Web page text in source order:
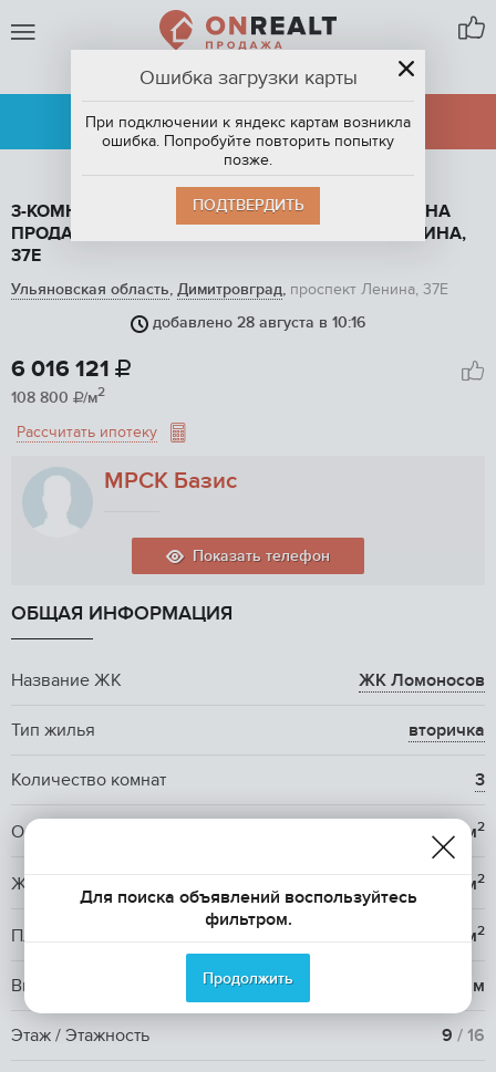
ДИМИТРОВГРАД
АРЕНДА
ПРОДАЖА
3-КОМНАТНАЯ КВАРТИРА, 55.3 М2, ЭТАЖ 9 / 16, НА
ПРОДАЖУ В ДИМИТРОВГРАДЕ, ПРОСПЕКТ ЛЕНИНА,
37Е
Ульяновская область, Димитровград, проспект Ленина, 37Е
добавлено 28 августа в 10:16
1/ 6
6 016 121 
108 800 /м2
Рассчитать ипотеку
МРСК Базис
Показать телефон
ОБЩАЯ ИНФОРМАЦИЯ
Название ЖК ЖК Ломоносов
Тип жилья вторичка
Количество комнат 3
Общая площадь 55.3 м2
Жилая площадь 23 м2
Площадь кухни 16.4 м2
Высота потолков 2.9 м
Этаж / Этажность 9 / 16
Ошибка загрузки карты
При подключении к яндекс картам возникла
ошибка. Попробуйте повторить попытку
позже.
ПОДТВЕРДИТЬ
Для поиска объявлений воспользуйтесь
фильтром.
Продолжить